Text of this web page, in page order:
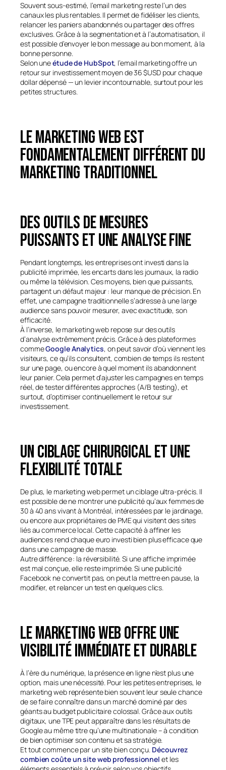
Souvent sous-estimé, l’email marketing reste l’un des
canaux les plus rentables. Il permet de fidéliser les clients,
relancer les paniers abandonnés ou partager des offres
exclusives. Grâce à la segmentation et à l’automatisation, il
est possible d’envoyer le bon message au bon moment, à la
bonne personne.
Selon uneétude de HubSpot, l’email marketing offre un
retour sur investissement moyen de 36 $USD pour chaque
dollar dépensé — un levier incontournable, surtout pour les
petites structures.
Le marketing web est
fondamentalement différent du
marketing traditionnel
Des outils de mesures
puissants et une analyse fine
Pendant longtemps, les entreprises ont investi dans la
publicité imprimée, les encarts dans les journaux, la radio
ou même la télévision. Ces moyens, bien que puissants,
partagent un défaut majeur : leur manque de précision. En
effet, une campagne traditionnelle s’adresse à une large
audience sans pouvoir mesurer, avec exactitude, son
efficacité.
À l’inverse, le marketing web repose sur des outils
d’analyse extrêmement précis. Grâce à des plateformes
commeGoogle Analytics, on peut savoir d’où viennent les
visiteurs, ce qu’ils consultent, combien de temps ils restent
sur une page, ou encore à quel moment ils abandonnent
leur panier. Cela permet d’ajuster les campagnes en temps
réel, de tester différentes approches (A/B testing), et
surtout, d’optimiser continuellement le retour sur
investissement.
Un ciblage chirurgical et une
flexibilité totale
De plus, le marketing web permet un ciblage ultra-précis. Il
est possible de ne montrer une publicité qu’aux femmes de
30 à 40 ans vivant à Montréal, intéressées par le jardinage,
ou encore aux propriétaires de PME qui visitent des sites
liés au commerce local. Cette capacité à affiner les
audiences rend chaque euro investi bien plus efficace que
dans une campagne de masse.
Autre différence : la réversibilité. Si une affiche imprimée
est mal conçue, elle reste imprimée. Si une publicité
Facebook ne convertit pas, on peut la mettre en pause, la
modifier, et relancer un test en quelques clics.
Le marketing web offre une
visibilité immédiate et durable
À l’ère du numérique, la présence en ligne n’est plus une
option, mais une nécessité. Pour les petites entreprises, le
marketing web représente bien souvent leur seule chance
de se faire connaître dans un marché dominé par des
géants au budget publicitaire colossal. Grâce aux outils
digitaux, une TPE peut apparaître dans les résultats de
Google au même titre qu’une multinationale – à condition
de bien optimiser son contenu et sa stratégie.
Et tout commence par un site bien conçu. Découvrez
combien coûte un site web professionnel et les